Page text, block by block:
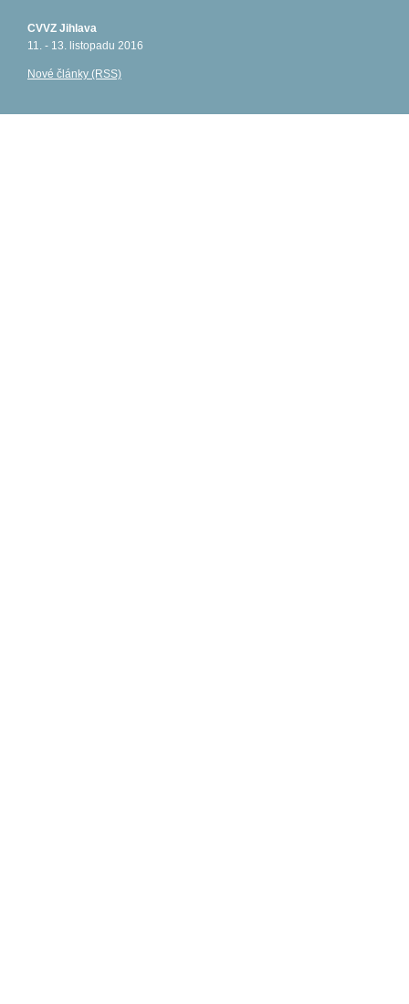
CVVZ Jihlava
11. - 13. listopadu 2016
Nové články (RSS)